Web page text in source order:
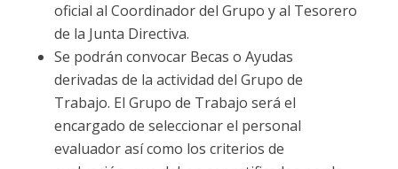
oficial al Coordinador del Grupo y al Tesorero
de la Junta Directiva.
Se podrán convocar Becas o Ayudas
derivadas de la actividad del Grupo de
Trabajo. El Grupo de Trabajo será el
encargado de seleccionar el personal
evaluador así como los criterios de